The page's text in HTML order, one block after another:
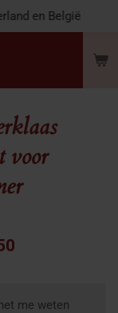
en België
voor
me weten